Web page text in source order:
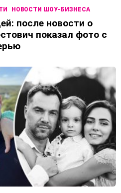
НОВОСТИ ШОУ-БИЗНЕСА
после новости о
показал фото с